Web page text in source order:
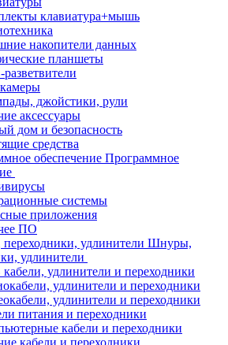
клавиатура+мышь
накопители данных
планшеты
джойстики, рули
аксессуары
дом и безопасность
средства
Программное
системы
приложения
ПО
Шнуры,
удлинители
удлинители и переходники
удлинители и переходники
удлинители и переходники
питания и переходники
кабели и переходники
кабели и переходники